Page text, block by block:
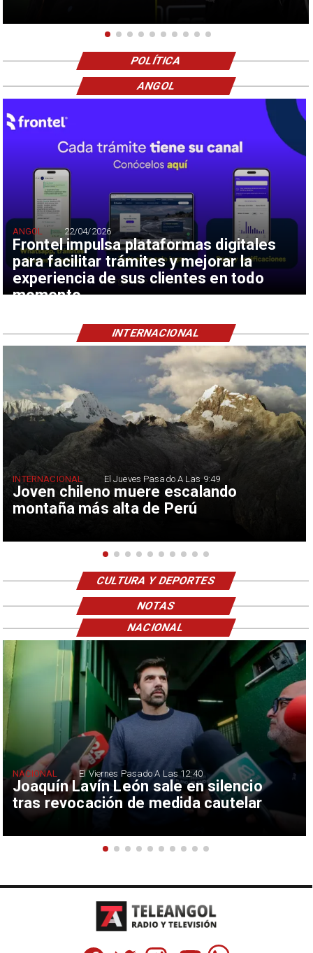
POLÍTICA
Frontel impulsa plataformas digitales
para facilitar trámites y mejorar la
experiencia de sus clientes en todo
momento
ANGOL 22/04/2026
ANGOL
Joven chileno muere escalando
montaña más alta de Perú
INTERNACIONAL El Jueves Pasado A Las 9:49
INTERNACIONAL
CULTURA Y DEPORTES
NOTAS
Joaquín Lavín León sale en silencio
tras revocación de medida cautelar
NACIONAL El Viernes Pasado A Las 12:40
NACIONAL